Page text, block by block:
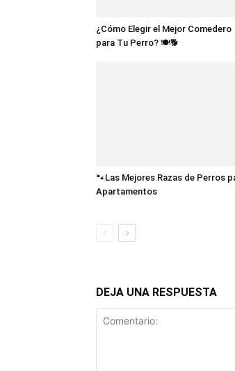
¿Cómo Elegir el Mejor Comedero
para Tu Perro? 🍽️🐕
🐾Las Mejores Razas de Perros
Apartamentos
DEJA UNA RESPUESTA